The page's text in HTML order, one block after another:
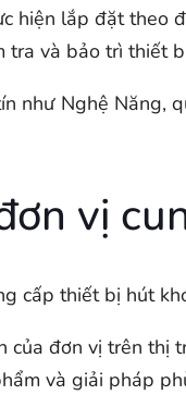
hiện lắp đặt theo
tra và bảo trì thiết
như Nghệ Năng,
vị
cấp thiết bị hút
của đơn vị trên thị
và giải pháp